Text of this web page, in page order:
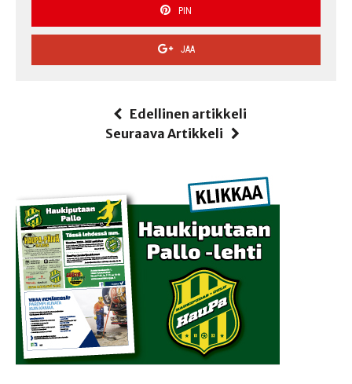
PIN
JAA
Edellinen artikkeli
Seuraava Artikkeli